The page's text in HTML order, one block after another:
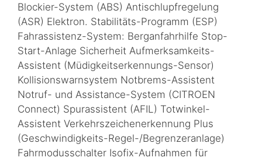
Blockier-System (ABS) Antischlupfregelung
(ASR) Elektron. Stabilitäts-Programm (ESP)
Fahrassistenz-System: Berganfahrhilfe Stop-
Start-Anlage Sicherheit Aufmerksamkeits-
Assistent (Müdigkeitserkennungs-Sensor)
Kollisionswarnsystem Notbrems-Assistent
Notruf- und Assistance-System (CITROEN
Connect) Spurassistent (AFIL) Totwinkel-
Assistent Verkehrszeichenerkennung Plus
(Geschwindigkeits-Regel-/Begrenzeranlage)
Fahrmodusschalter Isofix-Aufnahmen für